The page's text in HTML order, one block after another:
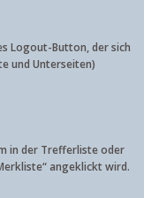
Logout-Button, der sich
und Unterseiten)
in der Trefferliste oder
angeklickt wird.